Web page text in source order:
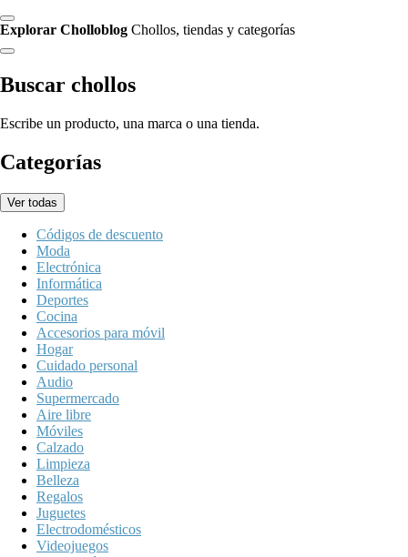
Explorar Cholloblog Chollos, tiendas y categorías
Buscar chollos
Escribe un producto, una marca o una tienda.
Categorías
Ver todas
Códigos de descuento
Moda
Electrónica
Informática
Deportes
Cocina
Accesorios para móvil
Hogar
Cuidado personal
Audio
Supermercado
Aire libre
Móviles
Calzado
Limpieza
Belleza
Regalos
Juguetes
Electrodomésticos
Videojuegos